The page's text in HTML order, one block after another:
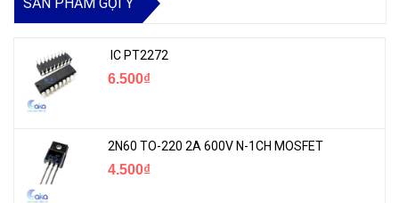
IC PT2272
6.500₫
2N60 TO-220 2A 600V N-1CH MOSFET
4.500₫